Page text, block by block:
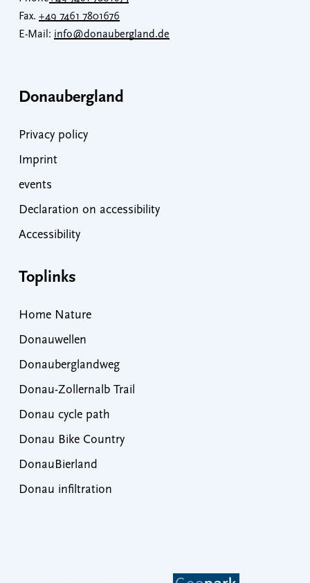
Fax. +49 7461 7801676
E-Mail: info@donaubergland.de
Donaubergland
Privacy policy
Imprint
events
Declaration on accessibility
Accessibility
Toplinks
Home Nature
Donauwellen
Donauberglandweg
Donau-Zollernalb Trail
Donau cycle path
Donau Bike Country
DonauBierland
Donau infiltration